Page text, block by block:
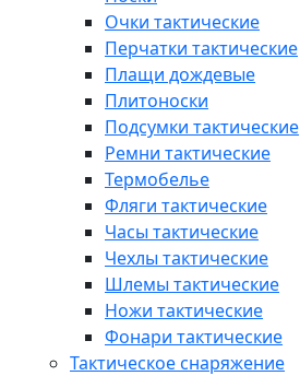
Очки тактические
Перчатки тактические
Плащи дождевые
Плитоноски
Подсумки тактические
Ремни тактические
Термобелье
Фляги тактические
Часы тактические
Чехлы тактические
Шлемы тактические
Ножи тактические
Фонари тактические
Тактическое снаряжение